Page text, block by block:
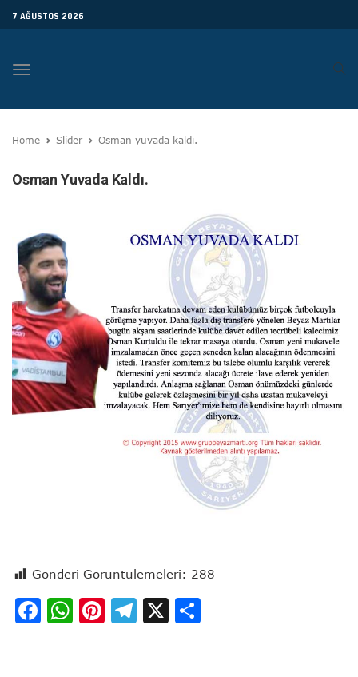
7 AĞUSTOS 2026
Toggle
Home Slider Osman yuvada kaldı.
Osman Yuvada Kaldı.
Gönderi Görüntülemeleri: 288
Facebook
WhatsApp
Pinterest
Telegram
X